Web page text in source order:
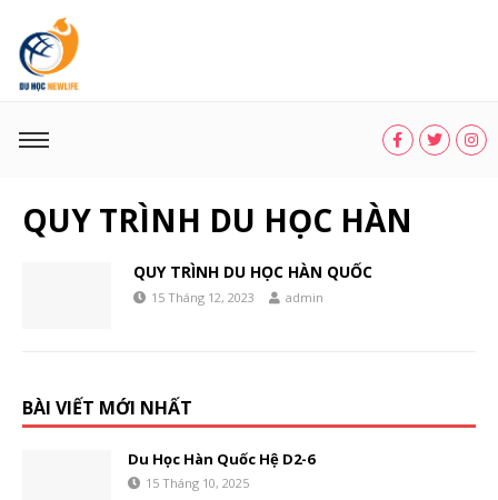
QUY TRÌNH DU HỌC HÀN
QUY TRÌNH DU HỌC HÀN QUỐC
15 Tháng 12, 2023 admin
BÀI VIẾT MỚI NHẤT
Du Học Hàn Quốc Hệ D2-6
15 Tháng 10, 2025